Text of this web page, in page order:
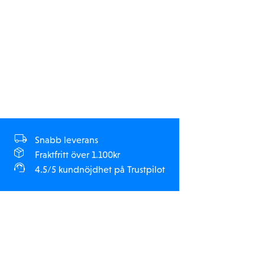
Snabb leverans
Fraktfritt över 1.100kr
4.5/5 kundnöjdhet på Trustpilot